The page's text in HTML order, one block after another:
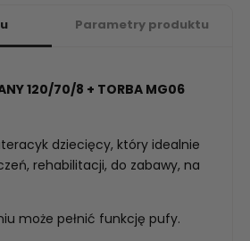
Parametry produktu
120/70/8 + TORBA MG06
dziecięcy, który idealnie
rehabilitacji, do zabawy, na
może pełnić funkcję pufy.